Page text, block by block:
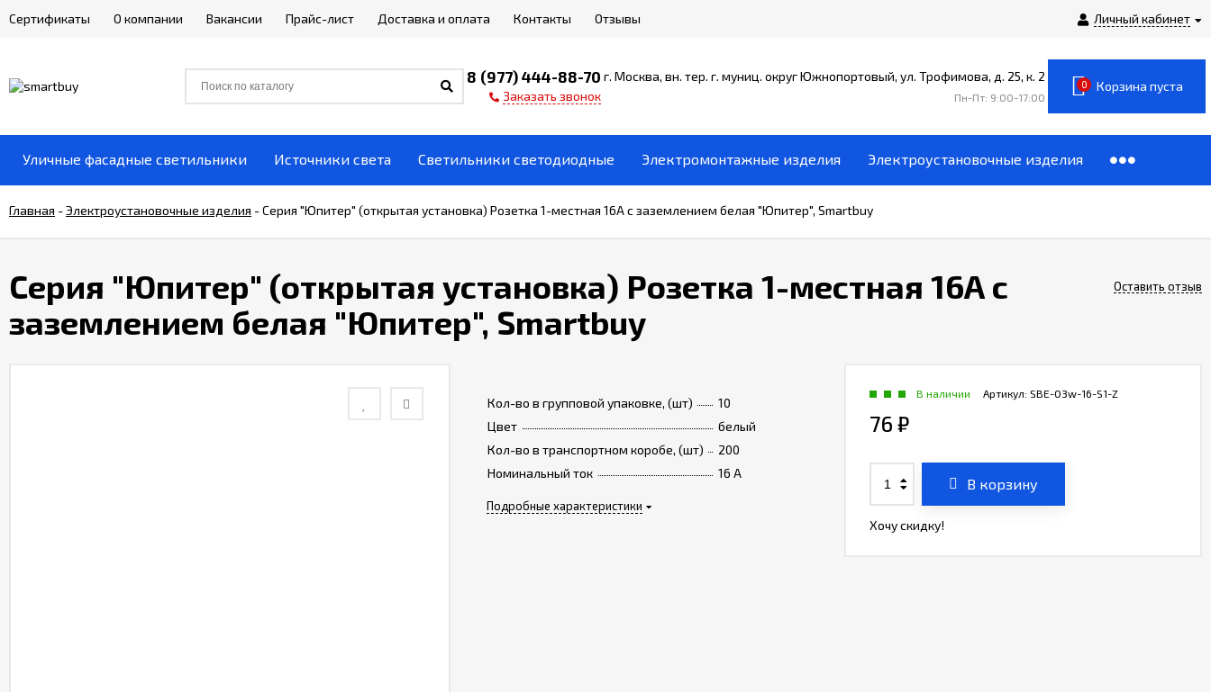
Личный кабинет
Сертификаты О компании Вакансии Прайс-лист Доставка и оплата Контакты Отзывы
8 (977) 444-88-70
Заказать звонок
г. Москва, вн. тер. г. муниц. округ Южнопортовый, ул. Трофимова, д. 25, к. 2
Пн-Пт: 9:00-17:00
0 Корзина пуста
Уличные фасадные светильники Источники света Светильники светодиодные Электромонтажные изделия Электроустановочные изделия
Главная -Электроустановочные изделия -Серия "Юпитер" (открытая установка) Розетка 1-местная 16А с заземлением белая "Юпитер", Smartbuy
Серия "Юпитер" (открытая установка) Розетка 1-местная 16А с
заземлением белая "Юпитер", Smartbuy
Оставить отзыв
Кол-во в групповой упаковке, (шт)
10
Цвет
белый
Кол-во в транспортном коробе, (шт)
200
Номинальный ток
16 A
Подробные характеристики
Артикул: SBE-03w-16-S1-Z
В наличии
76 ₽
В корзину
Хочу скидку!